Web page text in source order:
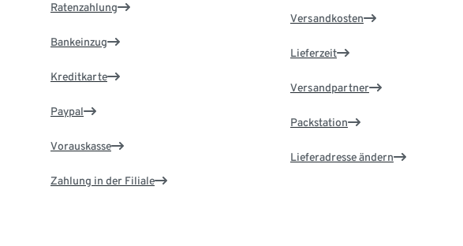
Ratenzahlung
Bankeinzug
Kreditkarte
Paypal
Vorauskasse
Zahlung in der Filiale
Versandkosten
Lieferzeit
Versandpartner
Packstation
Lieferadresse ändern